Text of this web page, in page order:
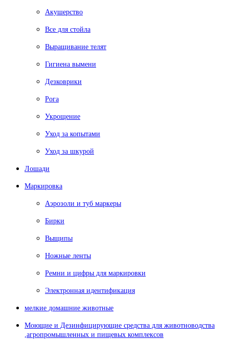
Акушерство
Все для стойла
Выращивание телят
Гигиена вымени
Дезковрики
Рога
Укрощение
Уход за копытами
Уход за шкурой
Лошади
Маркировка
Аэрозоли и туб маркеры
Бирки
Выщипы
Ножные ленты
Ремни и цифры для маркировки
Электронная идентификация
мелкие домашние животные
Моющие и Дезинфицирующие средства для животноводства
,агропромышленных и пищевых комплексов